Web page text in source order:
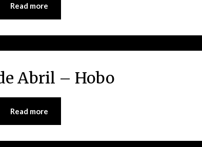
Read more
Abril – Hobo
Read more